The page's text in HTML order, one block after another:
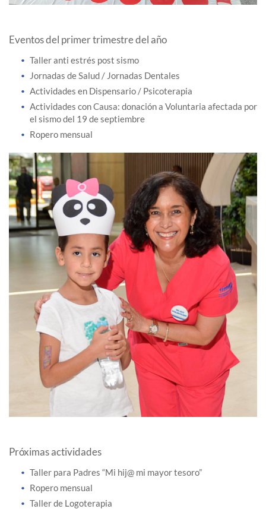
Eventos del primer trimestre del año
Taller anti estrés post sismo
Jornadas de Salud / Jornadas Dentales
Actividades en Dispensario / Psicoterapia
Actividades con Causa: donación a Voluntaria afectada por
el sismo del 19 de septiembre
Ropero mensual
Próximas actividades
Taller para Padres “Mi hij@ mi mayor tesoro”
Ropero mensual
Taller de Logoterapia